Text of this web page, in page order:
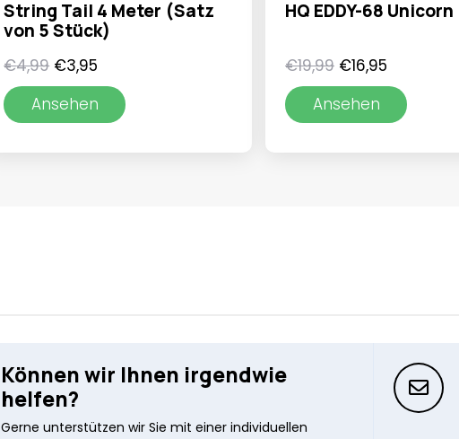
String Tail 4 Meter (Satz
von 5 Stück)
€4,99 Ursprünglicher
Preis
war:
€3,95
Preis
ist:
Ansehen
HQ EDDY-68 Unicorn
€19,99 Ursprünglicher
Preis
war:
€16,95
Preis
ist:
Ansehen
Können wir Ihnen irgendwie
helfen?
Gerne unterstützen wir Sie mit einer individuellen